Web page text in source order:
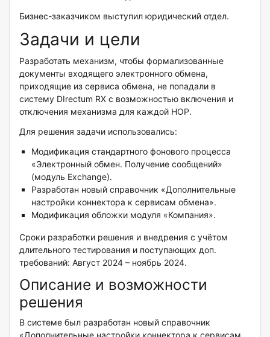
Бизнес-заказчиком выступил юридический отдел.
Задачи и цели
Разработать механизм, чтобы формализованные
документы входящего электронного обмена,
приходящие из сервиса обмена, не попадали в
систему DIrectum RX с возможностью включения и
отключения механизма для каждой НОР.
Для решения задачи использовались:
Модификация стандартного фонового процесса
«Электронный обмен. Получение сообщений»
(модуль Exchange).
Разработан новый справочник «Дополнительные
настройки коннектора к сервисам обмена».
Модификация обложки модуля «Компания».
Сроки разработки решения и внедрения с учётом
длительного тестирования и поступающих доп.
требований: Август 2024 – ноябрь 2024.
Описание и возможности
решения
В системе был разработан новый справочник